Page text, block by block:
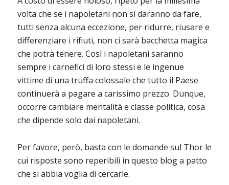
volta che se i napoletani non si daranno da fare,
tutti senza alcuna eccezione, per ridurre, riusare e
differenziare i rifiuti, non ci sarà bacchetta magica
che potrà tenere. Così i napoletani saranno
sempre i carnefici di loro stessi e le ingenue
vittime di una truffa colossale che tutto il Paese
continuerà a pagare a carissimo prezzo. Dunque,
occorre cambiare mentalità e classe politica, cosa
che dipende solo dai napoletani.
Per favore, però, basta con le domande sul Thor le
cui risposte sono reperibili in questo blog a patto
che si abbia voglia di cercarle.